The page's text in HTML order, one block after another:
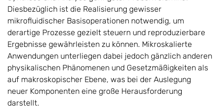
Diesbezüglich ist die Realisierung gewisser
mikrofluidischer Basisoperationen notwendig, um
derartige Prozesse gezielt steuern und reproduzierbare
Ergebnisse gewährleisten zu können. Mikroskalierte
Anwendungen unterliegen dabei jedoch gänzlich anderen
physikalischen Phänomenen und Gesetzmäßigkeiten als
auf makroskopischer Ebene, was bei der Auslegung
neuer Komponenten eine große Herausforderung
darstellt.